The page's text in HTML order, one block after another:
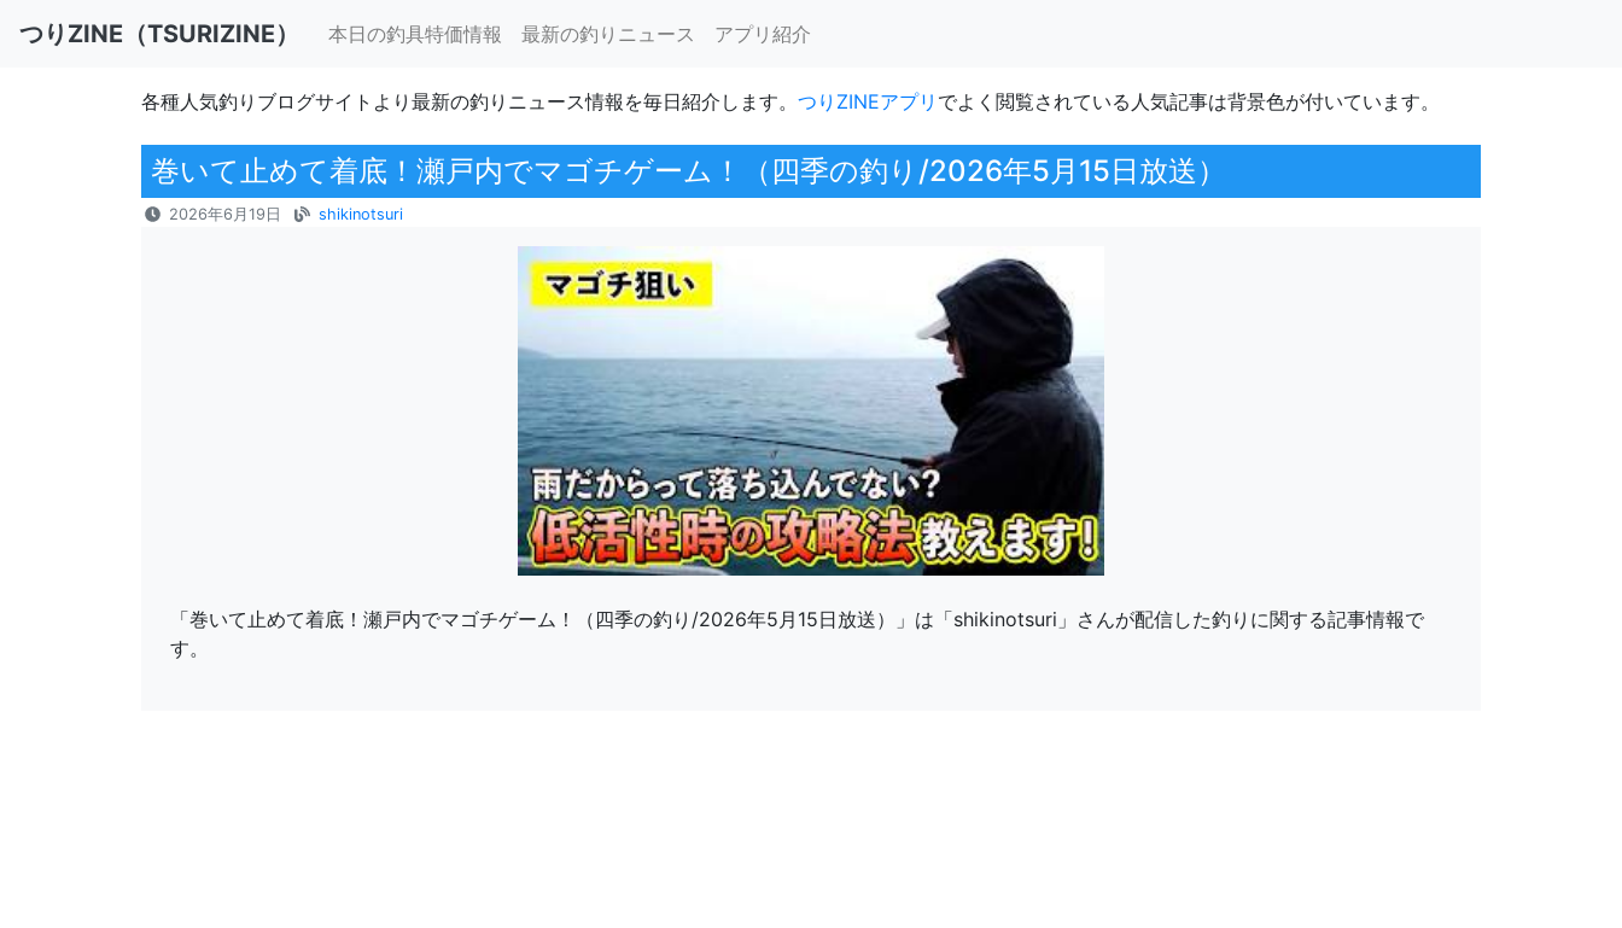
つりZINE（TSURIZINE） 本日の釣具特価情報 最新の釣りニュース アプリ紹介
各種人気釣りブログサイトより最新の釣りニュース情報を毎日紹介します。 つりZINEアプリ でよく閲覧されている人気記事は背景色が付いています。
巻いて止めて着底！瀬戸内でマゴチゲーム！（四季の釣り/2026年5月15日放送）
2026年6月19日 shikinotsuri
「巻いて止めて着底！瀬戸内でマゴチゲーム！（四季の釣り/2026年5月15日放送）」は「shikinotsuri」さんが配信した釣りに関する記事情報で
す。